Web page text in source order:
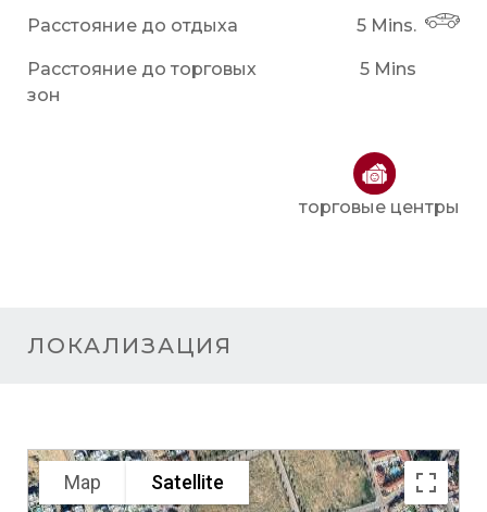
Расстояние до отдыха 5 Mins.
Расстояние до торговых
зон
5 Mins
торговые центры
ЛОКАЛИЗАЦИЯ
Map Satellite